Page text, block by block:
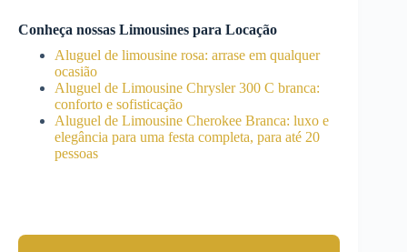
Conheça nossas Limousines para Locação
Aluguel de limousine rosa: arrase em qualquer
ocasião
Aluguel de Limousine Chrysler 300 C branca:
conforto e sofisticação
Aluguel de Limousine Cherokee Branca: luxo e
elegância para uma festa completa, para até 20
pessoas